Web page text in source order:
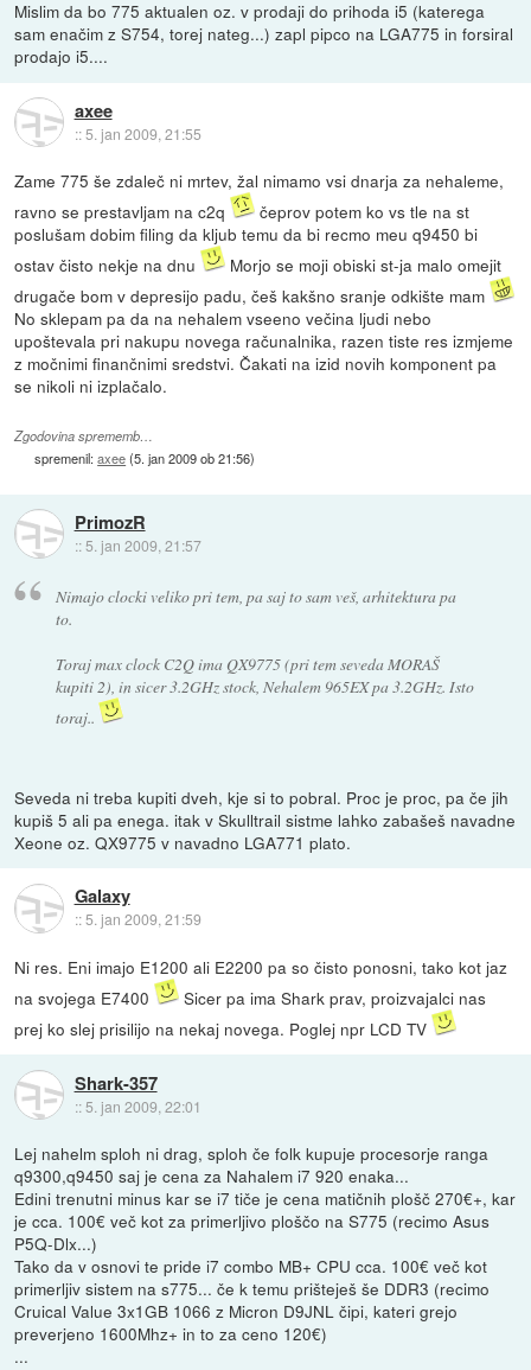
Mislim da bo 775 aktualen oz. v prodaji do prihoda i5 (katerega
sam enačim z S754, torej nateg...) zapl pipco na LGA775 in forsiral
prodajo i5....
axee
::5. jan 2009, 21:55
Zame 775 še zdaleč ni mrtev, žal nimamo vsi dnarja za nehaleme,
ravno se prestavljam na c2q
čeprov potem ko vs tle na st
poslušam dobim filing da kljub temu da bi recmo meu q9450 bi
ostav čisto nekje na dnu
Morjo se moji obiski st-ja malo omejit
drugače bom v depresijo padu, češ kakšno sranje odkište mam
No sklepam pa da na nehalem vseeno večina ljudi nebo
upoštevala pri nakupu novega računalnika, razen tiste res izmjeme
z močnimi finančnimi sredstvi. Čakati na izid novih komponent pa
se nikoli ni izplačalo.
Zgodovina sprememb…
spremenil:axee(5. jan 2009 ob 21:56)
PrimozR
:: 5. jan 2009, 21:57
Nimajo clocki veliko pri tem, pa saj to sam veš, arhitektura pa
to.
Toraj max clock C2Q ima QX9775 (pri tem seveda MORAŠ
kupiti 2), in sicer 3.2GHz stock, Nehalem 965EX pa 3.2GHz. Isto
toraj..
Seveda ni treba kupiti dveh, kje si to pobral. Proc je proc, pa če jih
kupiš 5 ali pa enega. itak v Skulltrail sistme lahko zabašeš navadne
Xeone oz. QX9775 v navadno LGA771 plato.
Galaxy
::5. jan 2009, 21:59
Ni res. Eni imajo E1200 ali E2200 pa so čisto ponosni, tako kot jaz
na svojega E7400
Sicer pa ima Shark prav, proizvajalci nas
prej ko slej prisilijo na nekaj novega. Poglej npr LCD TV
Shark-357
:: 5. jan 2009, 22:01
Lej nahelm sploh ni drag, sploh če folk kupuje procesorje ranga
q9300,q9450 saj je cena za Nahalem i7 920 enaka...
Edini trenutni minus kar se i7 tiče je cena matičnih plošč 270€+, kar
je cca. 100€ več kot za primerljivo ploščo na S775 (recimo Asus
P5Q-Dlx...)
Tako da v osnovi te pride i7 combo MB+ CPU cca. 100€ več kot
primerljiv sistem na s775... če k temu prišteješ še DDR3 (recimo
Cruical Value 3x1GB 1066 z Micron D9JNL čipi, kateri grejo
preverjeno 1600Mhz+ in to za ceno 120€)
...